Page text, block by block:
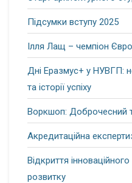
Підсумки вступу 2025
Ілля Лащ – чемпіон
Дні Еразмус+ у НУВГП:
та історії успіху
Воркшоп: Доброчесний
Акредитаційна
Відкриття
розвитку